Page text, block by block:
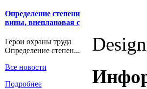
Определение степени
вины, внеплановая с
Герои охраны труда
Определение степен...
Все новости
Подробнее